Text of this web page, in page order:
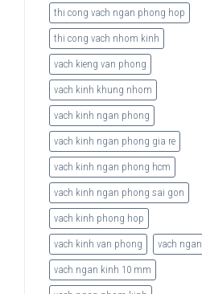
thi cong vach ngan phong hop
thi cong vach nhom kinh
vach kieng van phong
vach kinh khung nhom
vach kinh ngan phong
vach kinh ngan phong gia re
vach kinh ngan phong hcm
vach kinh ngan phong sai gon
vach kinh phong hop
vach kinh van phong vach ngan
vach ngan kinh 10 mm